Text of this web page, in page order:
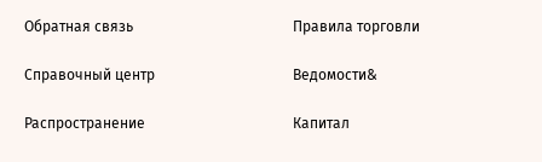
Обратная связь
Справочный центр
Распространение
Правила торговли
Ведомости&
Капитал